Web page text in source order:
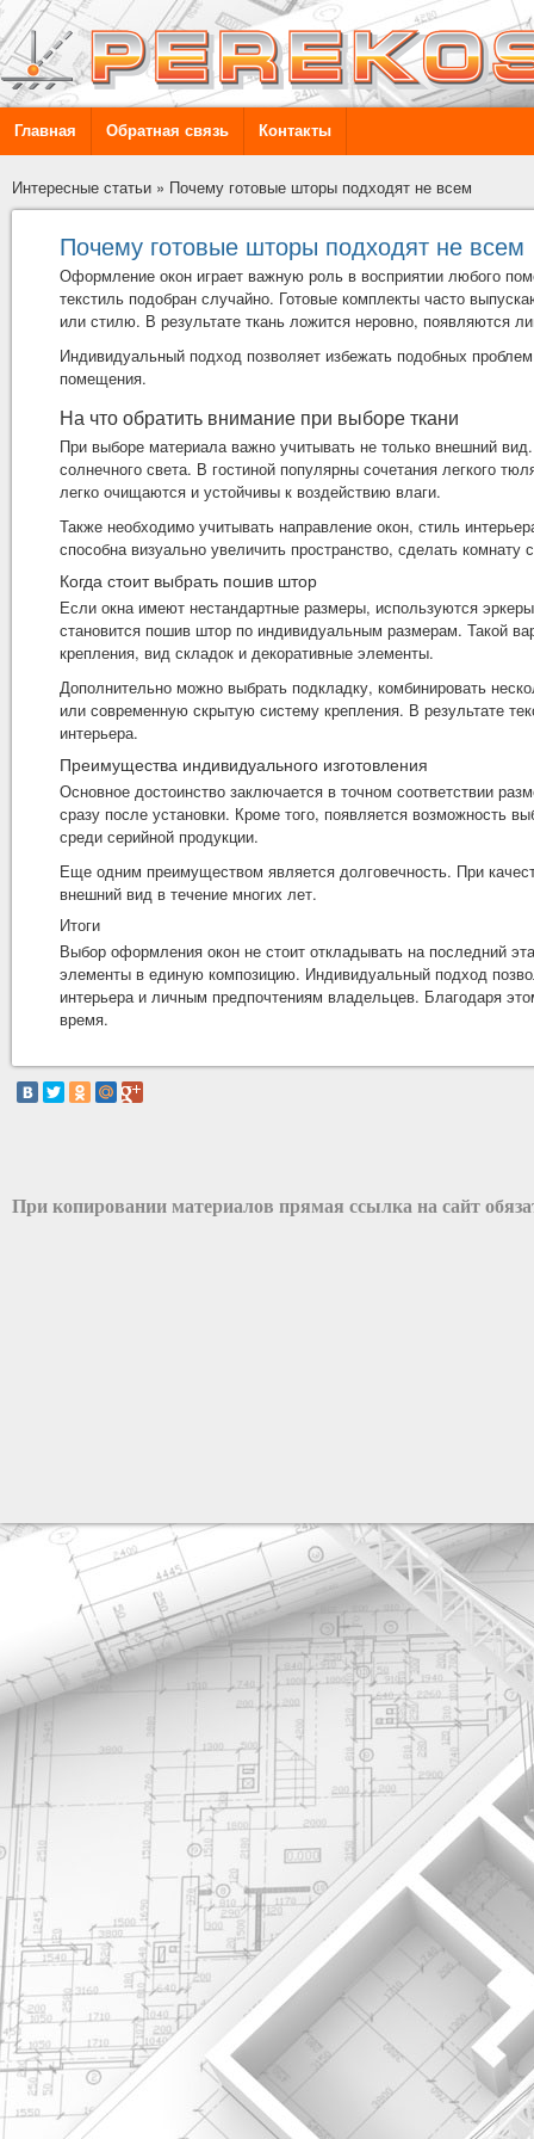
Главная Обратная связь Контакты
Интересные статьи » Почему готовые шторы подходят не всем
Почему готовые шторы подходят не всем
Оформление окон играет важную роль в восприятии любого
текстиль подобран случайно. Готовые комплекты часто
или стилю. В результате ткань ложится неровно, появляются
Индивидуальный подход позволяет избежать подобных
помещения.
На что обратить внимание при выборе ткани
При выборе материала важно учитывать не только внешний
солнечного света. В гостиной популярны сочетания легкого
легко очищаются и устойчивы к воздействию влаги.
Также необходимо учитывать направление окон, стиль
способна визуально увеличить пространство, сделать
Когда стоит выбрать пошив штор
Если окна имеют нестандартные размеры, используются
становится пошив штор по индивидуальным размерам. Такой
крепления, вид складок и декоративные элементы.
Дополнительно можно выбрать подкладку, комбинировать
или современную скрытую систему крепления. В результате
интерьера.
Преимущества индивидуального изготовления
Основное достоинство заключается в точном соответствии
сразу после установки. Кроме того, появляется возможность
среди серийной продукции.
Еще одним преимуществом является долговечность. При
внешний вид в течение многих лет.
Итоги
Выбор оформления окон не стоит откладывать на последний
элементы в единую композицию. Индивидуальный подход
интерьера и личным предпочтениям владельцев. Благодаря
время.
При копировании материалов прямая ссылка на сайт